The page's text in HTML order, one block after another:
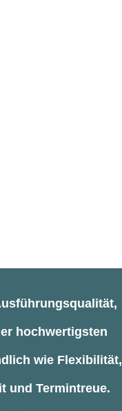
hochwertigsten
wie Flexibilität,
und Termintreue.